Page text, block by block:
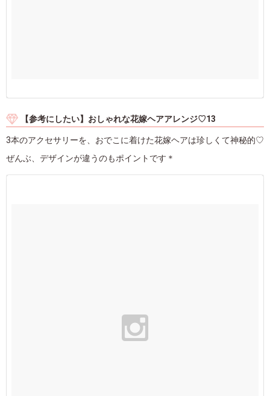
【参考にしたい】おしゃれな花嫁ヘアアレンジ♡13
3本のアクセサリーを、おでこに着けた花嫁ヘアは珍しくて神秘的♡
ぜんぶ、デザインが違うのもポイントです＊